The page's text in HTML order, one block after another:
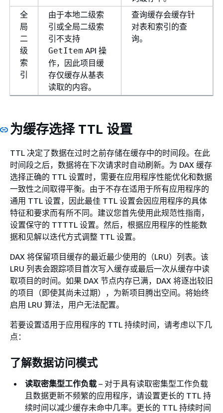
全
局
二
级
索
引
由于本地二级索
引或全局二级索
引不支持
GetItem API 操
作，因此项目缓
存仅缓存从基表
读取的内容。
查询缓存会缓存针
对表和索引的查
询。
为缓存选择 TTL 设置
TTL 决定了数据在过时之前存储在缓存中的时间段。在此
时间段之后，数据将在下次请求时自动刷新。为 DAX 缓存
选择正确的 TTL 设置时，需要在应用程序性能优化和数据
一致性之间取得平衡。由于不存在适用于所有应用程序的
通用 TTL 设置，因此最佳 TTL 设置会因应用程序的具体
特征和要求而有所不同。建议您首先使用此规范性指南，
设置保守的 TTTTL 设置。然后，根据应用程序的性能数
据和见解以迭代方式调整 TTL 设置。
DAX 将保留项目缓存的最近最少使用的（LRU）列表。该
LRU 列表会跟踪项目首次写入缓存或最后一次从缓存中读
取项目的时间。如果 DAX 节点内存已满，DAX 将逐出较旧
的项目（即使其尚未过期），为新项目腾出空间。将始终
启用 LRU 算法，用户无法配置。
若要设置适用于应用程序的 TTL 持续时间，请考虑以下几
点：
了解数据访问模式
读取密集型工作负载 – 对于具有读取密集型工作负载
且数据更新不频繁的应用程序，请设置更长的 TTL 持
续时间以减少缓存未命中几率。更长的 TTL 持续时间